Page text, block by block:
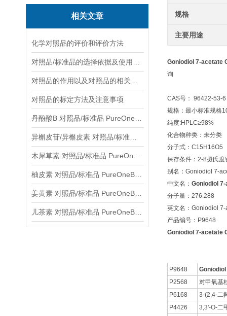
相关文章
化学对照品的评价和评价方法
对照品的标定方法及注意事项
规格
主要用途
Goniodiol 7-acetate
询
CAS号： 96422-53-6
规格：最小标准规格
纯度:HPLC≥98%
化合物种类：未分类
分子式：C15H16O5
保存条件：2-8摄氏度
别名：Goniodiol 7-
中文名： Goniodiol
分子量：276.288
英文名：Goniodiol 7-
产品编号：P9648
Goniodiol 7-acetate
P9648
P2568
对甲氧基
P6168
3-(2,4-二
P4426
3,3'-O-二